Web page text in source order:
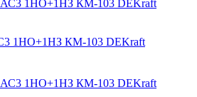
1НО+1НЗ КМ-103 DEKraft